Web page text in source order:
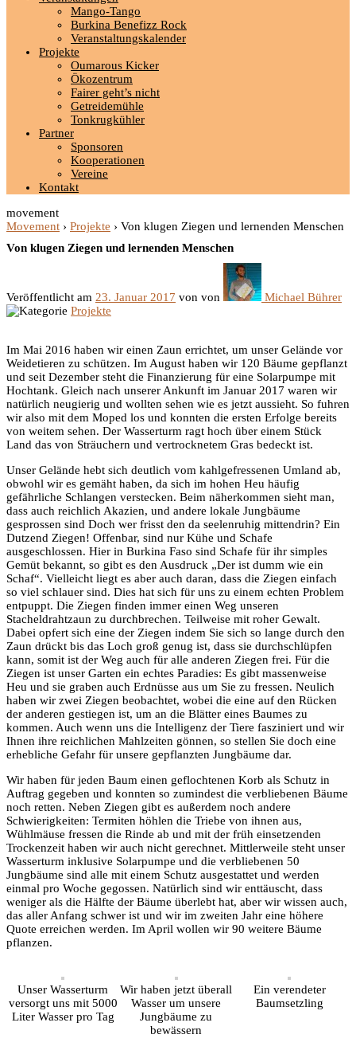
Mango-Tango
Burkina Benefizz Rock
Veranstaltungskalender
Projekte
Oumarous Kicker
Ökozentrum
Fairer geht’s nicht
Getreidemühle
Tonkrugkühler
Partner
Sponsoren
Kooperationen
Vereine
Kontakt
movement
Movement › Projekte › Von klugen Ziegen und lernenden Menschen
Von klugen Ziegen und lernenden Menschen
Veröffentlicht am 23. Januar 2017 von von
Michael Bührer
Projekte
Im Mai 2016 haben wir einen Zaun errichtet, um unser Gelände vor
Weidetieren zu schützen. Im August haben wir 120 Bäume gepflanzt
und seit Dezember steht die Finanzierung für eine Solarpumpe mit
Hochtank. Gleich nach unserer Ankunft im Januar 2017 waren wir
natürlich neugierig und wollten sehen wie es jetzt aussieht. So fuhren
wir also mit dem Moped los und konnten die ersten Erfolge bereits
von weitem sehen. Der Wasserturm ragt hoch über einem Stück
Land das von Sträuchern und vertrocknetem Gras bedeckt ist.
Unser Gelände hebt sich deutlich vom kahlgefressenen Umland ab,
obwohl wir es gemäht haben, da sich im hohen Heu häufig
gefährliche Schlangen verstecken. Beim näherkommen sieht man,
dass auch reichlich Akazien, und andere lokale Jungbäume
gesprossen sind Doch wer frisst den da seelenruhig mittendrin? Ein
Dutzend Ziegen! Offenbar, sind nur Kühe und Schafe
ausgeschlossen. Hier in Burkina Faso sind Schafe für ihr simples
Gemüt bekannt, so gibt es den Ausdruck „Der ist dumm wie ein
Schaf“. Vielleicht liegt es aber auch daran, dass die Ziegen einfach
so viel schlauer sind. Dies hat sich für uns zu einem echten Problem
entpuppt. Die Ziegen finden immer einen Weg unseren
Stacheldrahtzaun zu durchbrechen. Teilweise mit roher Gewalt.
Dabei opfert sich eine der Ziegen indem Sie sich so lange durch den
Zaun drückt bis das Loch groß genug ist, dass sie durchschlüpfen
kann, somit ist der Weg auch für alle anderen Ziegen frei. Für die
Ziegen ist unser Garten ein echtes Paradies: Es gibt massenweise
Heu und sie graben auch Erdnüsse aus um Sie zu fressen. Neulich
haben wir zwei Ziegen beobachtet, wobei die eine auf den Rücken
der anderen gestiegen ist, um an die Blätter eines Baumes zu
kommen. Auch wenn uns die Intelligenz der Tiere fasziniert und wir
Ihnen ihre reichlichen Mahlzeiten gönnen, so stellen Sie doch eine
erhebliche Gefahr für unsere gepflanzten Jungbäume dar.
Wir haben für jeden Baum einen geflochtenen Korb als Schutz in
Auftrag gegeben und konnten so zumindest die verbliebenen Bäume
noch retten. Neben Ziegen gibt es außerdem noch andere
Schwierigkeiten: Termiten höhlen die Triebe von ihnen aus,
Wühlmäuse fressen die Rinde ab und mit der früh einsetzenden
Trockenzeit haben wir auch nicht gerechnet. Mittlerweile steht unser
Wasserturm inklusive Solarpumpe und die verbliebenen 50
Jungbäume sind alle mit einem Schutz ausgestattet und werden
einmal pro Woche gegossen. Natürlich sind wir enttäuscht, dass
weniger als die Hälfte der Bäume überlebt hat, aber wir wissen auch,
das aller Anfang schwer ist und wir im zweiten Jahr eine höhere
Quote erreichen werden. Im April wollen wir 90 weitere Bäume
pflanzen.
Unser Wasserturm
versorgt uns mit 5000
Liter Wasser pro Tag
Wir haben jetzt überall
Wasser um unsere
Jungbäume zu
bewässern
Ein verendeter
Baumsetzling